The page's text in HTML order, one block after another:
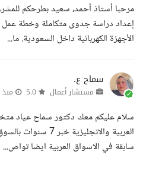
مرحبا أستاذ أحمد، سعيد بطرحكم
إعداد دراسة جدوى متكاملة وخطة
الأجهزة الكهربائية داخل السعودية. ما...
سماح ع.
مستشار أعمال منذ 11 شهرا
سلام عليكم معك دكتور سماح عياد
العربية
سابقة في الاسواق العربية ايضا تواص...